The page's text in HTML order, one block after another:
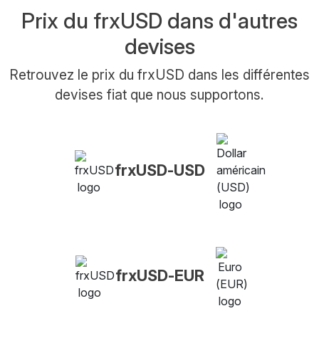
Prix du frxUSD dans d'autres
devises
Retrouvez le prix du frxUSD dans les différentes
devises fiat que nous supportons.
frxUSD-USD
frxUSD-EUR